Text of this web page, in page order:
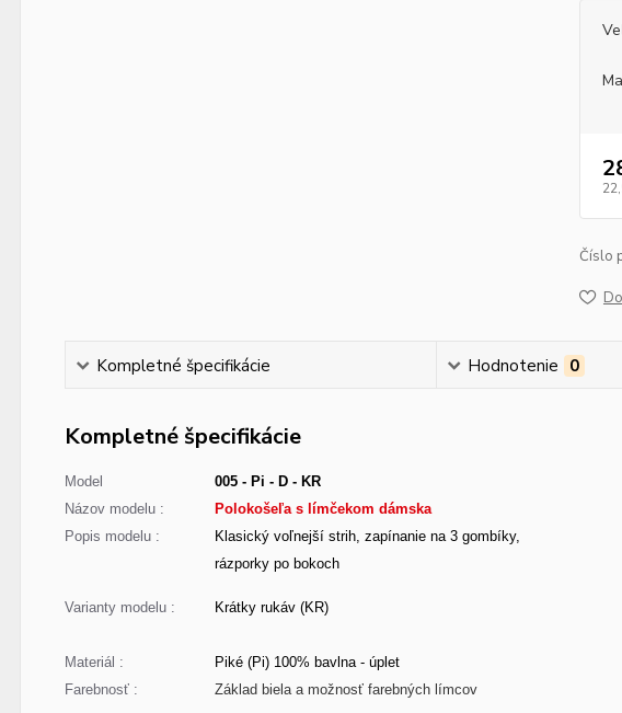
Číslo
Kompletné špecifikácie Hodnotenie 0
Kompletné špecifikácie
Model
005 - Pi - D - KR
Názov modelu :
Polokošeľa s límčekom dámska
Popis modelu :
Klasický voľnejší strih, zapínanie na 3 gombíky,
rázporky po bokoch
Varianty modelu : Krátky rukáv (KR)
Materiál :
Piké (Pi) 100% bavlna - úplet
Farebnosť :
Základ biela a možnosť farebných límcov